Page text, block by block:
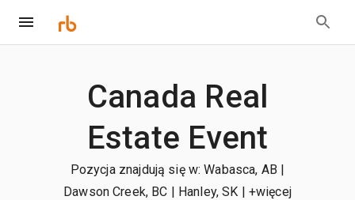
Canada Real
Estate Event
Pozycja znajdują się w: Wabasca, AB |
Dawson Creek, BC | Hanley, SK | +więcej